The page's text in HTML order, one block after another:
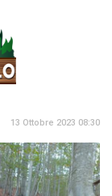
13 Ottobre 2023 08:30